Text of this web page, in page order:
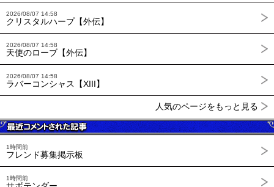
2026/08/07 14:58
クリスタルハープ【外伝】
2026/08/07 14:58
天使のローブ【外伝】
2026/08/07 14:58
ラバーコンシャス【XIII】
人気のページをもっと見る
1時間前
フレンド募集掲示板
1時間前